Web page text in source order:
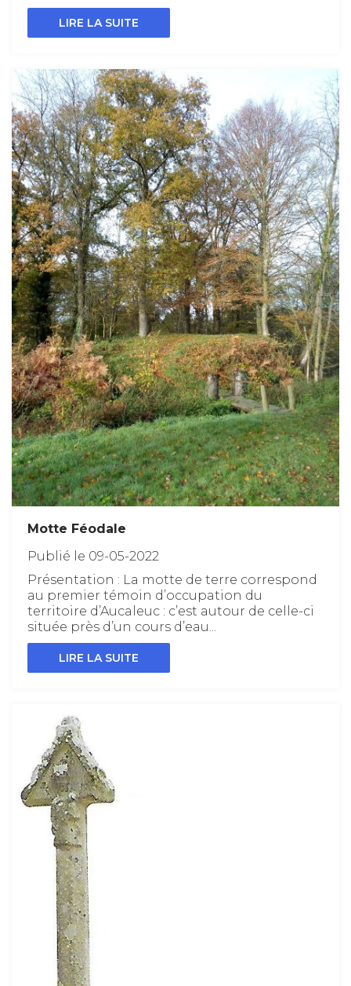
LIRE LA SUITE
Motte Féodale
Publié le 09-05-2022
Présentation : La motte de terre correspond
au premier témoin d’occupation du
territoire d’Aucaleuc : c’est autour de celle-ci
située près d’un cours d’eau...
LIRE LA SUITE